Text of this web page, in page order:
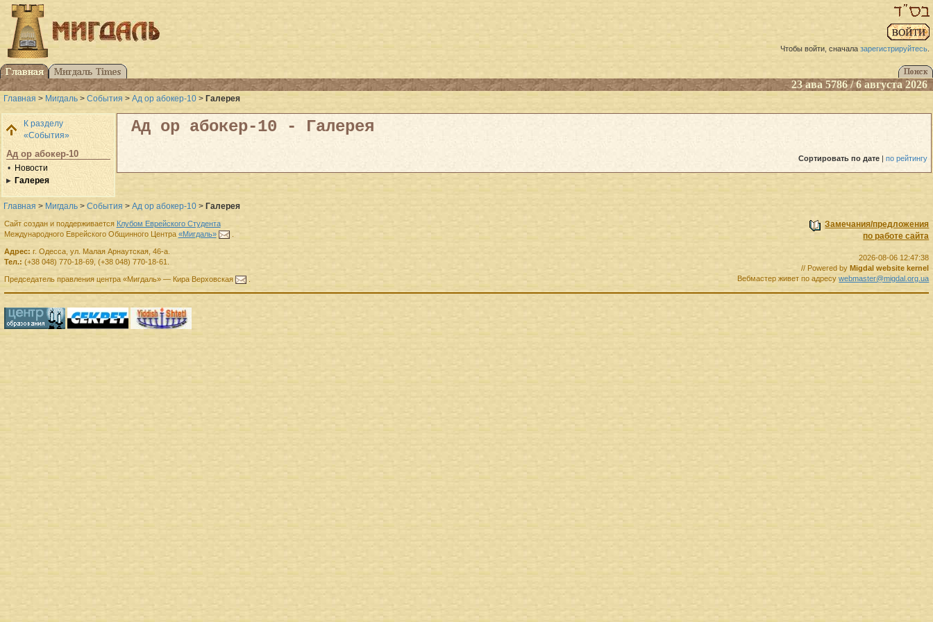
Чтобы войти, сначала зарегистрируйтесь.
23 ава 5786 / 6 августа 2026
Главная > Мигдаль > События > Ад ор абокер-10 > Галерея
К разделу
«События»
Ад ор абокер-10
Новости
Галерея
Ад ор абокер-10 - Галерея
Сортировать по дате | по рейтингу
Главная > Мигдаль > События > Ад ор абокер-10 > Галерея
Замечания/предложения
по работе сайта
2026-08-06 12:47:38
// Powered by Migdal website kernel
Вебмастер живет по адресуwebmaster@migdal.org.ua
Сайт создан и поддерживается Клубом Еврейского Студента
Международного Еврейского Общинного Центра «Мигдаль»
Адрес: г. Одесса, ул. Малая Арнаутская, 46-а.
Тел.: (+38 048) 770-18-69, (+38 048) 770-18-61
Председатель правленияцентра «Мигдаль»— Кира Верховская